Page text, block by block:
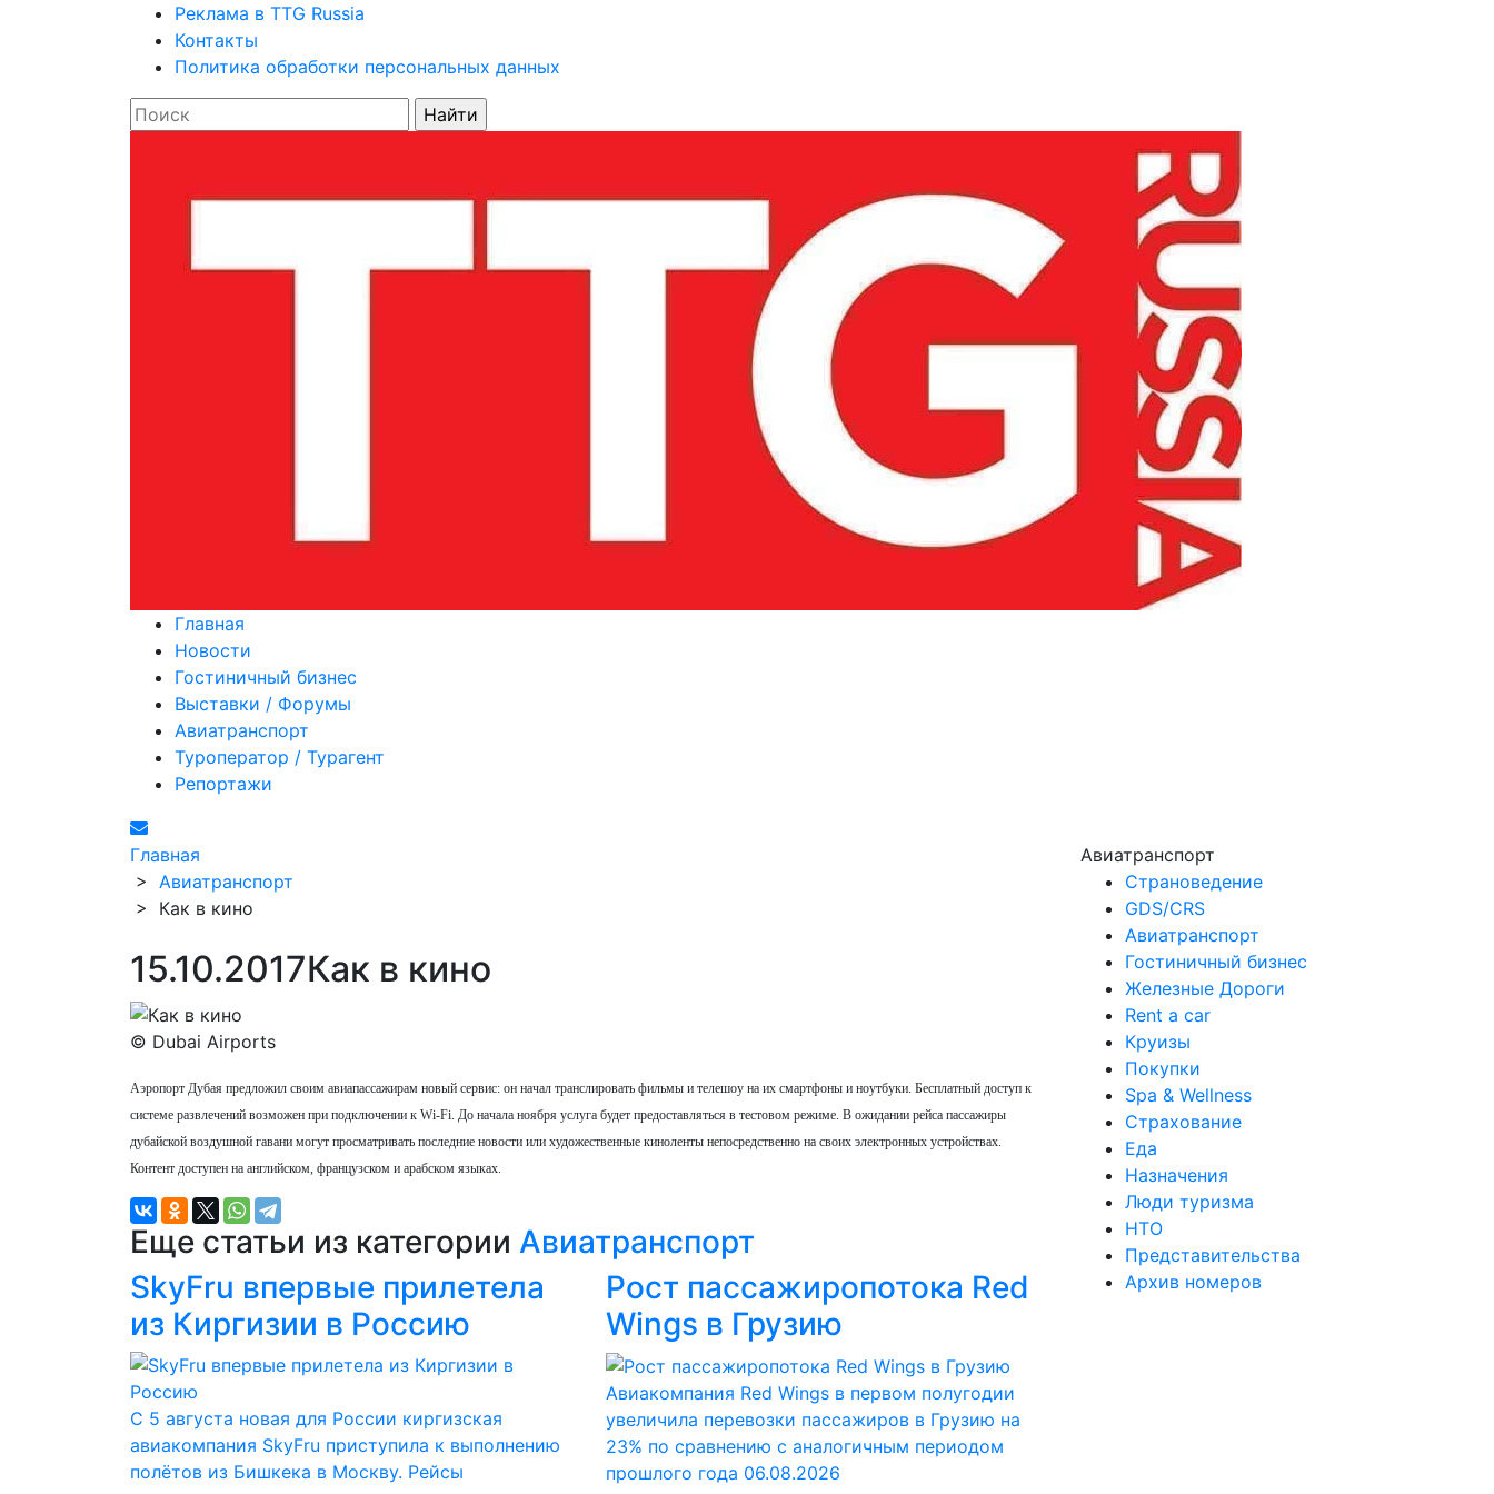
Реклама в TTG Russia
Контакты
Политика обработки персональных данных
Главная
Новости
Гостиничный бизнес
Выставки / Форумы
Авиатранспорт
Туроператор / Турагент
Репортажи
Главная
> Авиатранспорт
> Как в кино
15.10.2017Как в кино
© Dubai Airports
Аэропорт Дубая предложил своим авиапассажирам новый сервис: он начал транслировать фильмы и телешоу на их смартфоны и ноутбуки. Бесплатный доступ к
системе развлечений возможен при подключении к Wi-Fi. До начала ноября услуга будет предоставляться в тестовом режиме. В ожидании рейса пассажиры
дубайской воздушной гавани могут просматривать последние новости или художественные киноленты непосредственно на своих электронных устройствах.
Контент доступен на английском, французском и арабском языках.
Еще статьи из категории Авиатранспорт
SkyFru впервые прилетела
из Киргизии в Россию
С 5 августа новая для России киргизская
авиакомпания SkyFru приступила к выполнению
полётов из Бишкека в Москву. Рейсы
Рост пассажиропотока Red
Wings в Грузию
Авиакомпания Red Wings в первом полугодии
увеличила перевозки пассажиров в Грузию на
23% по сравнению с аналогичным периодом
прошлого года 06.08.2026
Авиатранспорт
Страноведение
GDS/CRS
Авиатранспорт
Гостиничный бизнес
Железные Дороги
Rent a car
Круизы
Покупки
Spa & Wellness
Страхование
Еда
Назначения
Люди туризма
НТО
Представительства
Архив номеров